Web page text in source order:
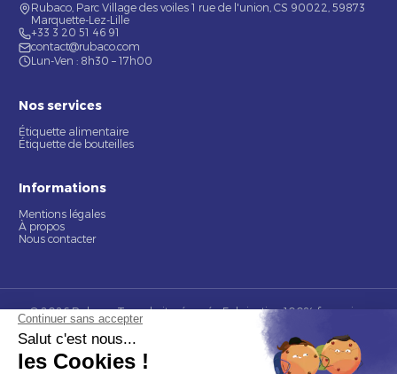
Rubaco, Parc Village des voiles 1 rue de l'union, CS 90022, 59873
Marquette-Lez-Lille
+33 3 20 51 46 91
contact@rubaco.com
Lun-Ven : 8h30 – 17h00
Nos services
Étiquette alimentaire
Étiquette de bouteilles
Informations
Mentions légales
À propos
Nous contacter
© 2026 Rubaco. Tous droits réservés. Fabrication 100% française.